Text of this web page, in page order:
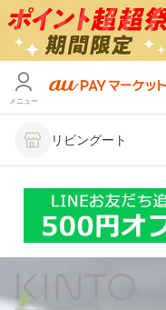
メニュー
リビングート